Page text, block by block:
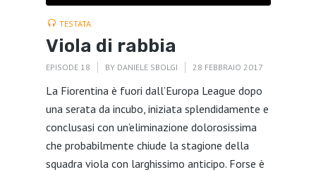
TESTATA
Viola di rabbia
EPISODE 18 BY DANIELE SBOLGI 28 FEBBRAIO 2017
La Fiorentina è fuori dall’Europa League dopo
una serata da incubo, iniziata splendidamente e
conclusasi con un’eliminazione dolorosissima
che probabilmente chiude la stagione della
squadra viola con larghissimo anticipo. Forse è